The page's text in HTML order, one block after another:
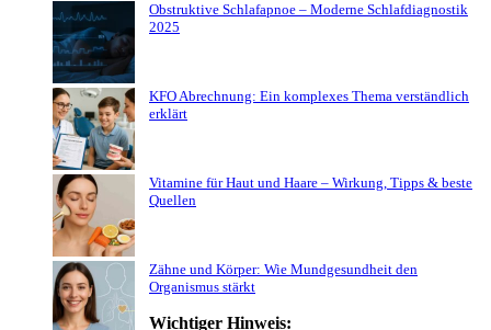
Obstruktive Schlafapnoe – Moderne Schlafdiagnostik
2025
KFO Abrechnung: Ein komplexes Thema verständlich
erklärt
Vitamine für Haut und Haare – Wirkung, Tipps & beste
Quellen
Zähne und Körper: Wie Mundgesundheit den
Organismus stärkt
Wichtiger Hinweis: